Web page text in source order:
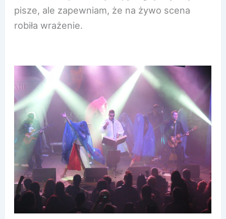
pisze, ale zapewniam, że na żywo scena
robiła wrażenie.